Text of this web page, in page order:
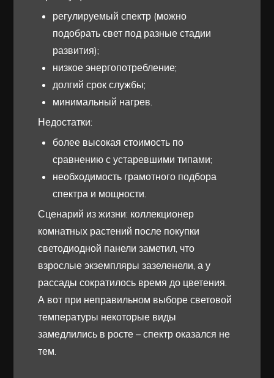
регулируемый спектр (можно
подобрать свет под разные стадии
развития);
низкое энергопотребление;
долгий срок службы;
минимальный нагрев.
Недостатки:
более высокая стоимость по
сравнению с устаревшими типами;
необходимость грамотного подбора
спектра и мощности.
Сценарий из жизни: коллекционер
комнатных растений после покупки
светодиодной панели заметил, что
взрослые экземпляры зазеленели, а у
рассады сократилось время до цветения.
А вот при неправильном выборе световой
температуры некоторые виды
замедлились в росте – спектр оказался не
тем.